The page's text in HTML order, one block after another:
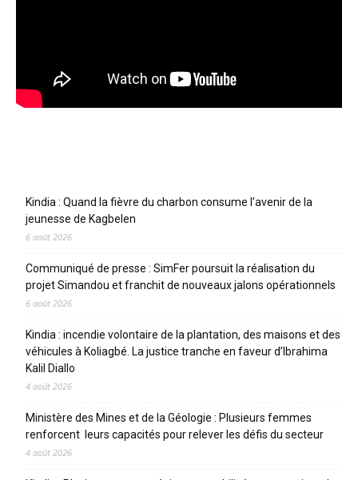
Kindia : Quand la fièvre du charbon consume l’avenir de la
jeunesse de Kagbelen
6 août 2026
Communiqué de presse : SimFer poursuit la réalisation du
projet Simandou et franchit de nouveaux jalons opérationnels
6 août 2026
Kindia : incendie volontaire de la plantation, des maisons et des
véhicules à Koliagbé. La justice tranche en faveur d’Ibrahima
Kalil Diallo
4 août 2026
Ministère des Mines et de la Géologie : Plusieurs femmes
renforcent leurs capacités pour relever les défis du secteur
4 août 2026